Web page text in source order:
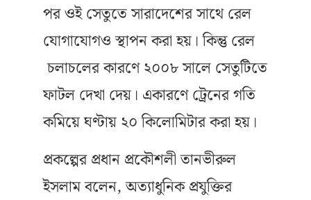
পর ওই সেতুতে সারাদেশের সাথে রেল
যোগাযোগও স্থাপন করা হয়। কিন্তু রেল
চলাচলের কারণে ২০০৮ সালে সেতুটিতে
ফাটল দেখা দেয়। একারণে ট্রেনের গতি
কমিয়ে ঘণ্টায় ২০ কিলোমিটার করা হয়।
প্রকল্পের প্রধান প্রকৌশলী তানভীরুল
ইসলাম বলেন, অত্যাধুনিক প্রযুক্তির